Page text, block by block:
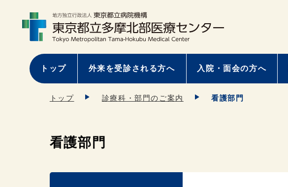
トップ 外来を受診される方へ 入院・面会の方へ
トップ 診療科・部門のご案内 看護部門
看護部門